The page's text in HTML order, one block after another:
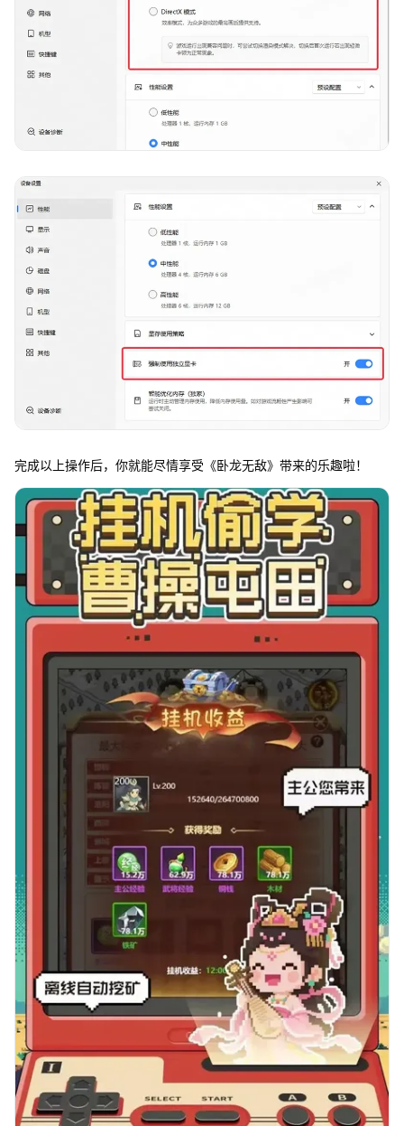
完成以上操作后，你就能尽情享受《卧龙无敌》带来的乐趣啦！